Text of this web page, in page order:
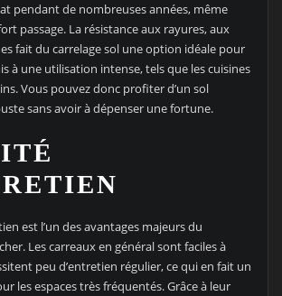
pendant de nombreuses années, même
passage. La résistance aux rayures, aux
fait du carrelage sol une option idéale pour
à une utilisation intense, tels que les cuisines
Vous pouvez donc profiter d’un sol
sans avoir à dépenser une fortune.
est l’un des avantages majeurs du
Les carreaux en général sont faciles à
peu d’entretien régulier, ce qui en fait un
les espaces très fréquentés. Grâce à leur